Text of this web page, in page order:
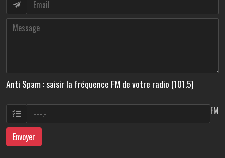
Anti Spam : saisir la fréquence FM de votre radio (101.5)
FM
Envoyer